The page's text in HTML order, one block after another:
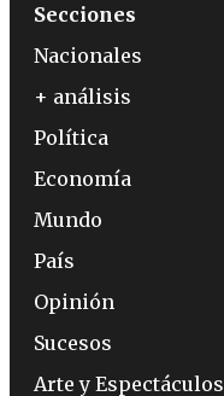
Secciones
Nacionales
+ análisis
Política
Economía
Mundo
País
Opinión
Sucesos
Arte y Espectáculos